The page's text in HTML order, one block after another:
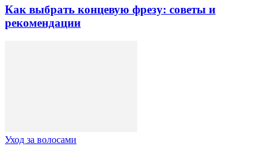
Как выбрать концевую фрезу: советы и
рекомендации
Уход за волосами